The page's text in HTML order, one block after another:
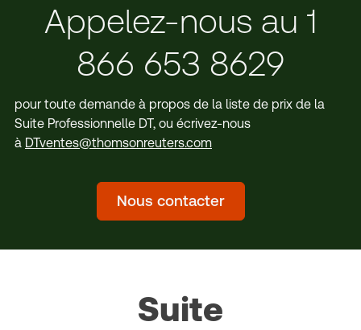
Appelez-nous au 1
866 653 8629
pour toute demande à propos de la liste de prix de la
Suite Professionnelle DT, ou écrivez-nous
à DTventes@thomsonreuters.com
Nous contacter
Suite